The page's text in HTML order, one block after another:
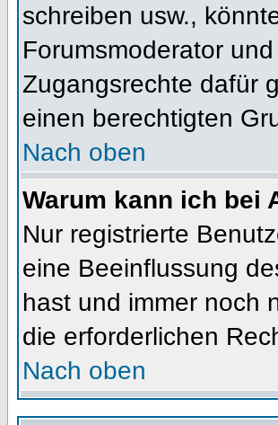
schreiben usw.,
Forumsmoderator
Zugangsrechte dafür
einen berechtigten
Nach oben
Warum kann ich bei
Nur registrierte
eine Beeinflussung
hast und immer noch
die erforderlichen
Nach oben